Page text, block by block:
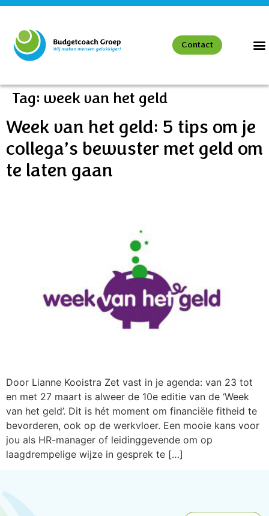
Contact
Tag: week van het geld
Week van het geld: 5 tips om je
collega’s bewuster met geld om
te laten gaan
Door Lianne Kooistra Zet vast in je agenda: van 23 tot
en met 27 maart is alweer de 10e editie van de ‘Week
van het geld’. Dit is hét moment om financiële fitheid te
bevorderen, ook op de werkvloer. Een mooie kans voor
jou als HR-manager of leidinggevende om op
laagdrempelige wijze in gesprek te […]